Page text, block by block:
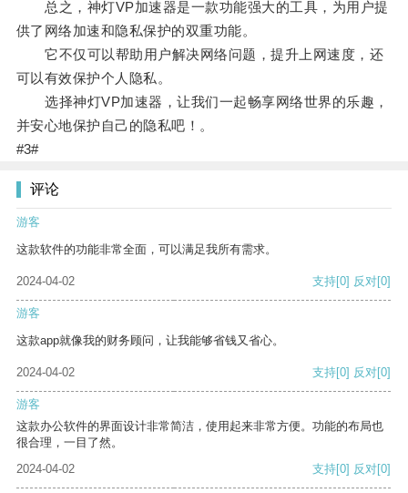
总之，神灯VP加速器是一款功能强大的工具，为用户提
供了网络加速和隐私保护的双重功能。
它不仅可以帮助用户解决网络问题，提升上网速度，还
可以有效保护个人隐私。
选择神灯VP加速器，让我们一起畅享网络世界的乐趣，
并安心地保护自己的隐私吧！。
#3#
评论
游客
这款软件的功能非常全面，可以满足我所有需求。
2024-04-02 支持[0] 反对[0]
游客
这款app就像我的财务顾问，让我能够省钱又省心。
2024-04-02 支持[0] 反对[0]
游客
这款办公软件的界面设计非常简洁，使用起来非常方便。功能的布局也
很合理，一目了然。
2024-04-02
支持[0] 反对[0]